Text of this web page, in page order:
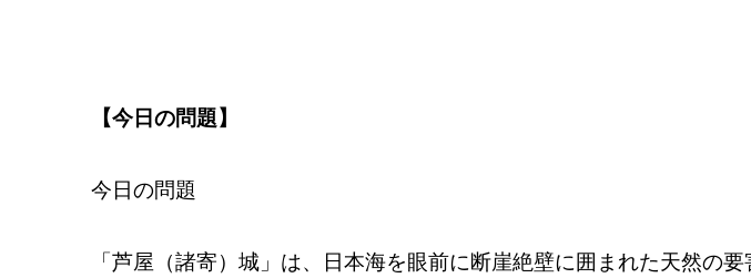
【今日の問題】
今日の問題
「芦屋（諸寄）城」は、日本海を眼前に断崖絶壁に囲まれた天然の